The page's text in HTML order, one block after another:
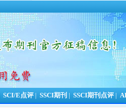
SCI/E点评 SSCI期刊 SSCI期刊点评